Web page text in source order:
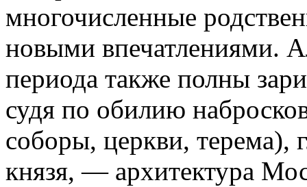
многочисленные
новыми впечатлениями.
периода также полны
судя по обилию
соборы, церкви, терема),
князя, — архитектура